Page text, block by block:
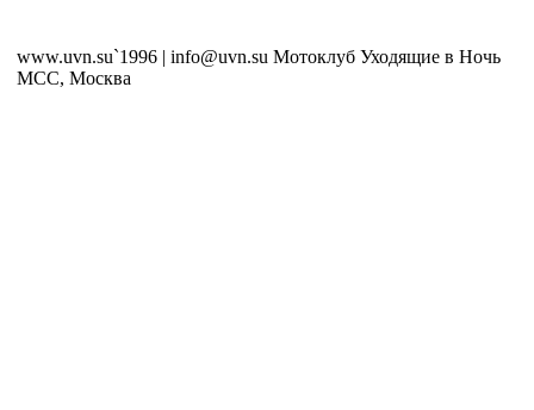
www.uvn.su`1996 | info@uvn.su Мотоклуб Уходящие в Ночь
MCC, Москва